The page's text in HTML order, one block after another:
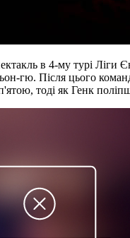
в 4-му турі Ліги
гю. Після цього
п'ятою, тоді як Генк